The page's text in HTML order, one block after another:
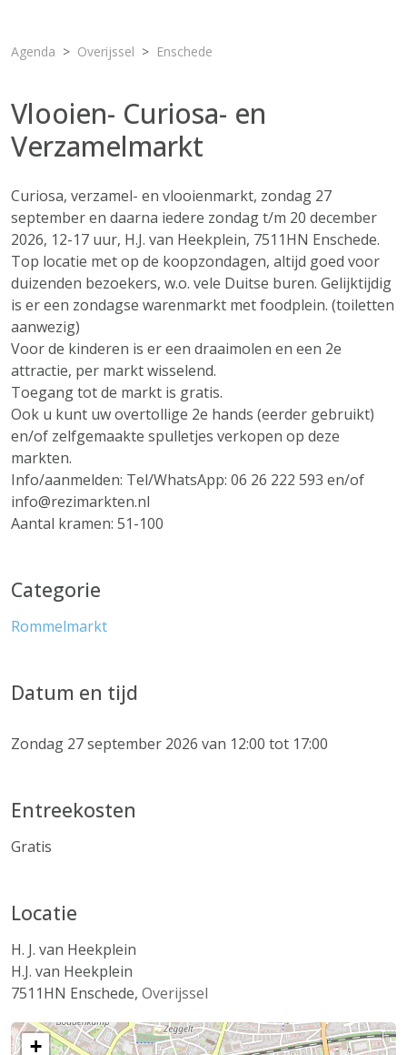
Agenda Overijssel Enschede
Vlooien- Curiosa- en
Verzamelmarkt
Curiosa, verzamel- en vlooienmarkt, zondag 27
september en daarna iedere zondag t/m 20 december
2026, 12-17 uur, H.J. van Heekplein, 7511HN Enschede.
Top locatie met op de koopzondagen, altijd goed voor
duizenden bezoekers, w.o. vele Duitse buren. Gelijktijdig
is er een zondagse warenmarkt met foodplein. (toiletten
aanwezig)
Voor de kinderen is er een draaimolen en een 2e
attractie, per markt wisselend.
Toegang tot de markt is gratis.
Ook u kunt uw overtollige 2e hands (eerder gebruikt)
en/of zelfgemaakte spulletjes verkopen op deze
markten.
Info/aanmelden: Tel/WhatsApp: 06 26 222 593 en/of
info@rezimarkten.nl
Aantal kramen: 51-100
Categorie
Rommelmarkt
Datum en tijd
Zondag 27 september 2026 van 12:00 tot 17:00
Entreekosten
Gratis
Locatie
H. J. van Heekplein
H.J. van Heekplein
7511HN Enschede, Overijssel
+